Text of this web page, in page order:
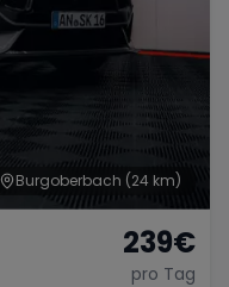
Dodge
Aston Martin
Maserati
Burgoberbach (24 km)
239€
pro Tag